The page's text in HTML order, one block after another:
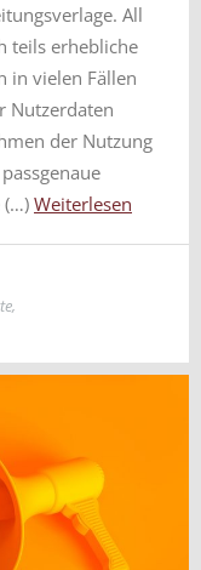
All
teils erhebliche
in vielen Fällen
Nutzerdaten
der Nutzung
(…) Weiterlesen
,